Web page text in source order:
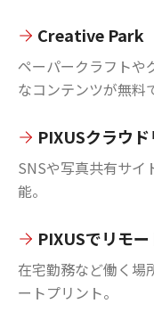
Creative Park
ペーパークラフトや
なコンテンツが無料
PIXUSクラウド
SNSや写真共有サイ
能。
PIXUSでリモ
在宅勤務など働く場
ートプリント。